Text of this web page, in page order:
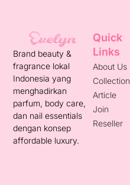
Brand beauty &
fragrance lokal
Indonesia yang
menghadirkan
parfum, body care,
dan nail essentials
dengan konsep
affordable luxury.
Quick
Links
About Us
Collection
Article
Join
Reseller